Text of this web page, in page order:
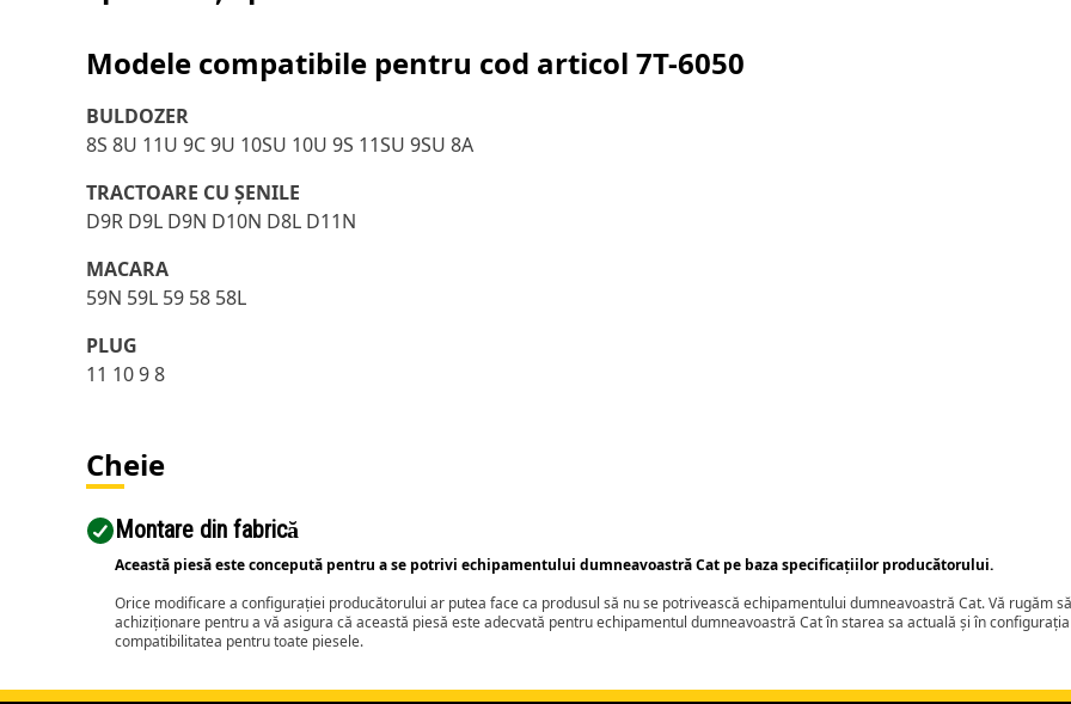
Modele compatibile pentru cod articol 7T-6050
BULDOZER
8S 8U 11U 9C 9U 10SU 10U 9S 11SU 9SU 8A
TRACTOARE CU ȘENILE
D9R D9L D9N D10N D8L D11N
MACARA
59N 59L 59 58 58L
PLUG
11 10 9 8
Cheie
Montare din fabrică
Această piesă este concepută pentru a se potrivi echipamentului dumneavoastră Cat pe baza specificațiilor producătorului.
Orice modificare a configurației producătorului ar putea face ca produsul să nu se potrivească echipamentului dumneavoastră Cat. Vă rugăm
achiziționare pentru a vă asigura că această piesă este adecvată pentru echipamentul dumneavoastră Cat în starea sa actuală și în
compatibilitatea pentru toate piesele.